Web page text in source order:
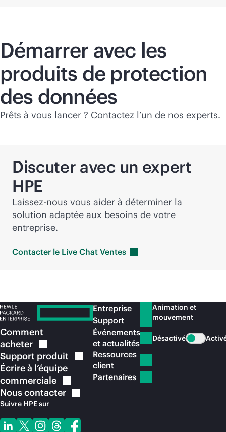
Démarrer avec les
produits de protection
des données
Prêts à vous lancer ? Contactez l’un de nos experts.
Discuter avec un expert
HPE
Laissez-nous vous aider à déterminer la
solution adaptée aux besoins de votre
entreprise.
Contacter le Live Chat Ventes
Comment
acheter
Support produit
Écrire à l’équipe
commerciale
Nouscontacter
Suivre HPE sur
Entreprise
Support
Événements
et actualités
Ressources
client
Partenaires
Animation et
mouvement
Désactivé